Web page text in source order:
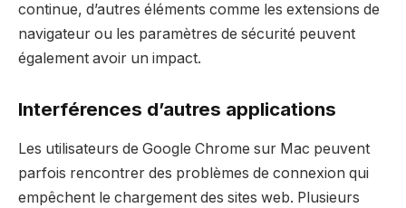
continue, d’autres éléments comme les extensions de
navigateur ou les paramètres de sécurité peuvent
également avoir un impact.
Interférences d’autres applications
Les utilisateurs de Google Chrome sur Mac peuvent
parfois rencontrer des problèmes de connexion qui
empêchent le chargement des sites web. Plusieurs